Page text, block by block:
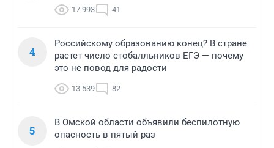
17 993 41
4
Российскому образованию конец? В стране
растет число стобалльников ЕГЭ — почему
это не повод для радости
13 539 82
5
В Омской области объявили беспилотную
опасность в пятый раз